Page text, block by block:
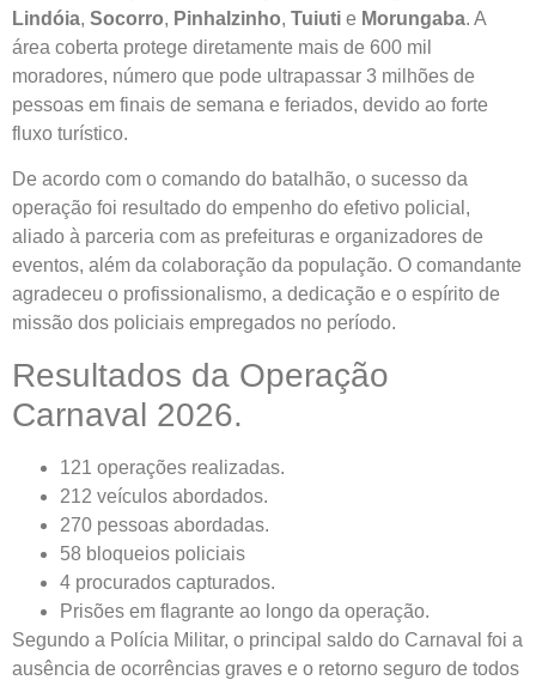
Lindóia, Socorro, Pinhalzinho, Tuiuti e Morungaba. A
área coberta protege diretamente mais de 600 mil
moradores, número que pode ultrapassar 3 milhões de
pessoas em finais de semana e feriados, devido ao forte
fluxo turístico.
De acordo com o comando do batalhão, o sucesso da
operação foi resultado do empenho do efetivo policial,
aliado à parceria com as prefeituras e organizadores de
eventos, além da colaboração da população. O comandante
agradeceu o profissionalismo, a dedicação e o espírito de
missão dos policiais empregados no período.
Resultados da Operação
Carnaval 2026.
121 operações realizadas.
212 veículos abordados.
270 pessoas abordadas.
58 bloqueios policiais
4 procurados capturados.
Prisões em flagrante ao longo da operação.
Segundo a Polícia Militar, o principal saldo do Carnaval foi a
ausência de ocorrências graves e o retorno seguro de todos